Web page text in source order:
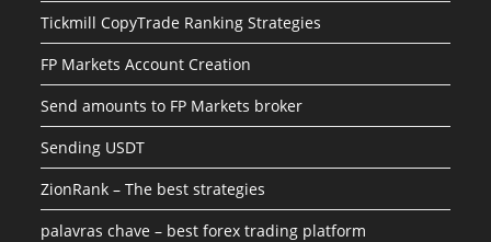
Tickmill CopyTrade Ranking Strategies
FP Markets Account Creation
Send amounts to FP Markets broker
Sending USDT
ZionRank – The best strategies
palavras chave – best forex trading platform